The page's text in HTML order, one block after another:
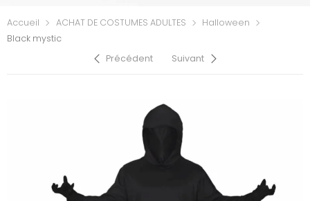
Accueil ACHAT DE COSTUMES ADULTES
Halloween
Black mystic
Précédent
Suivant